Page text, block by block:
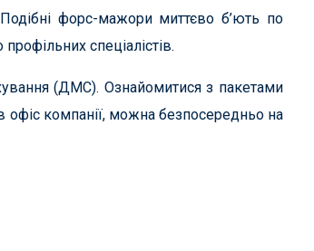
форс-мажори миттєво б’ють по
спеціалістів.
(ДМС). Ознайомитися з пакетами
офіс компанії, можна безпосередньо на